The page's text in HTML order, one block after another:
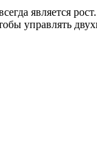
является
управлять